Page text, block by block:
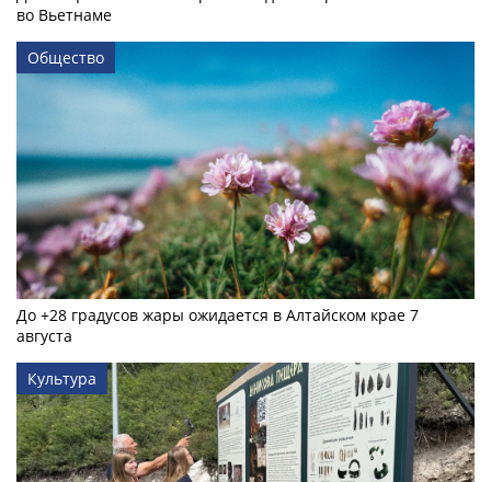
во Вьетнаме
Общество
До +28 градусов жары ожидается в Алтайском крае 7
августа
Культура